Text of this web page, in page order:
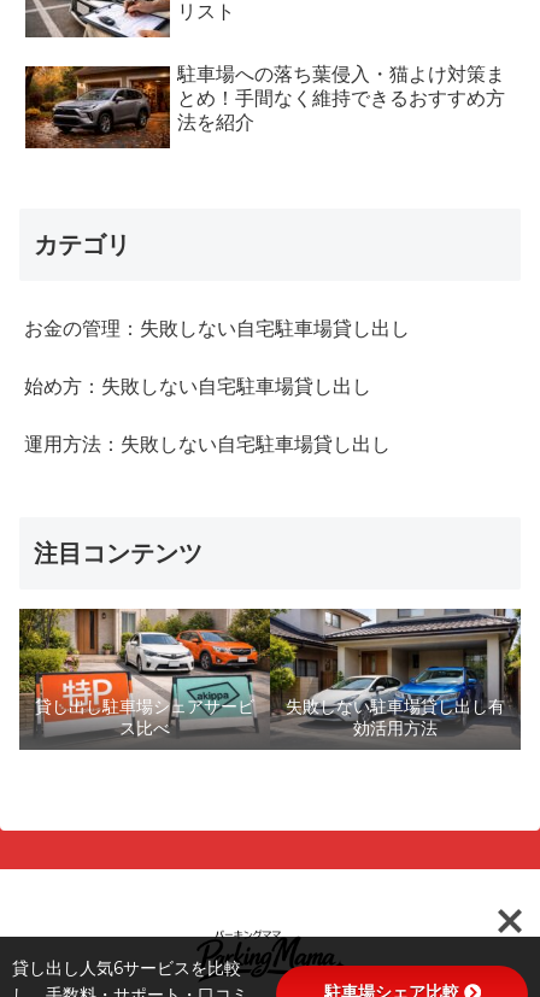
リスト
駐車場への落ち葉侵入・猫よけ対策ま
とめ！手間なく維持できるおすすめ方
法を紹介
カテゴリ
お金の管理：失敗しない自宅駐車場貸し出し
始め方：失敗しない自宅駐車場貸し出し
運用方法：失敗しない自宅駐車場貸し出し
注目コンテンツ
貸し出し駐車場シェアサービ
ス比べ
失敗しない駐車場貸し出し有
効活用方法
貸し出し人気6サービスを比較
駐車場シェア比較